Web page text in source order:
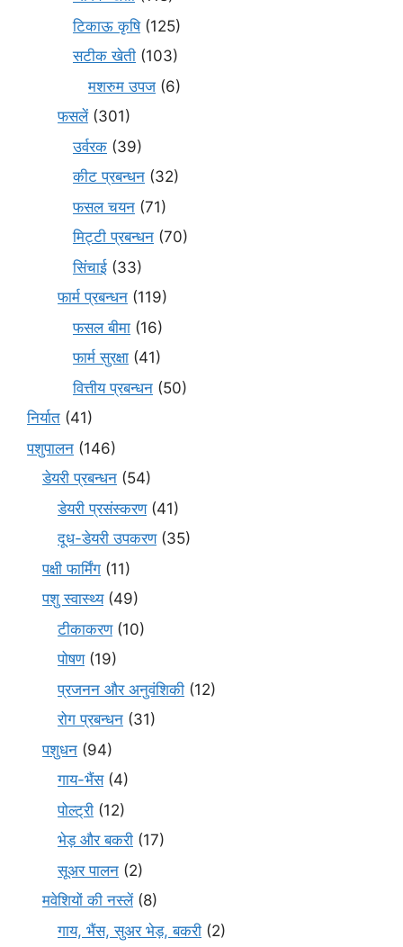
टिकाऊ कृषि(125)
सटीक खेती (103)
मशरुम उपज (6)
फसलें(301)
उर्वरक (39)
कीट प्रबन्धन (32)
फसल चयन (71)
मि‌ट्टी प्रबन्धन (70)
सिंचाई (33)
फार्म प्रबन्धन (119)
फसल बीमा (16)
फार्म सुरक्षा (41)
वित्तीय प्रबन्धन (50)
निर्यात (41)
पशुपालन (146)
डेयरी प्रबन्धन (54)
डेयरी प्रसंस्करण(41)
दूध-डेयरी उपकरण(35)
पक्षी फार्मिंग (11)
पशु स्वास्थ्य(49)
टीकाकरण(10)
पोषण(19)
प्रजनन और अनुवंशिकी (12)
रोग प्रबन्धन (31)
पशुधन (94)
गाय-भैंस(4)
पोल्ट्री (12)
भेड़ और बकरी (17)
सूअर पालन (2)
मवेशियों की नस्लें(8)
गाय, भैंस, सुअर भेड़, बकरी (2)